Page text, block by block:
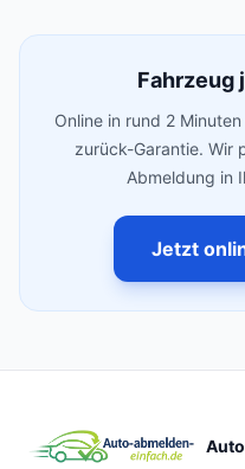
Fahrzeug
Online in rund 2
zurück-Garantie. Wir
Abmeldung in
Jetzt